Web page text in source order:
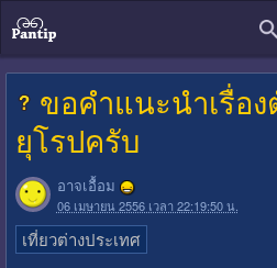
ขอคำแนะนำเรื่อ
ยุโรปครับ
อาจเอื้อม
06 เมษายน 2556 เวลา 22:19:50 น.
เที่ยวต่างประเทศ